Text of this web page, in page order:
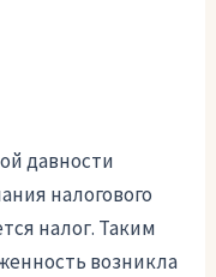
давности
налогового
налог. Таким
возникла